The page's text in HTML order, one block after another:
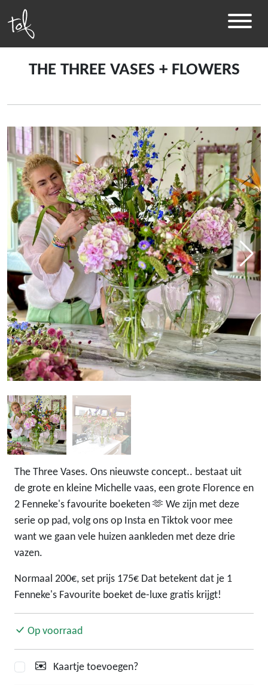
THE THREE VASES + FLOWERS
The Three Vases. Ons nieuwste concept.. bestaat uit
de grote en kleine Michelle vaas, een grote Florence en
2 Fenneke's favourite boeketen 🫶 We zijn met deze
serie op pad, volg ons op Insta en Tiktok voor mee
want we gaan vele huizen aankleden met deze drie
vazen.
Normaal 200€, set prijs 175€ Dat betekent dat je 1
Fenneke's Favourite boeket de-luxe gratis krijgt!
Op voorraad
Kaartje toevoegen?